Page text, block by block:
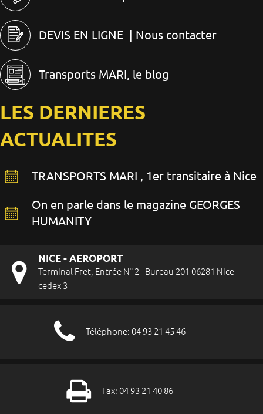
DEVIS EN LIGNE | Nous contacter
Transports MARI, le blog
LES DERNIERES
ACTUALITES
TRANSPORTS MARI , 1er transitaire à Nice
On en parle dans le magazine GEORGES
HUMANITY
NICE - AEROPORT
Terminal Fret, Entrée N° 2 - Bureau 201 06281 Nice
cedex 3
Téléphone: 04 93 21 45 46
Fax: 04 93 21 40 86